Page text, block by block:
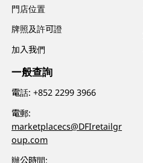
門店位置
牌照及許可證
加入我們
一般查詢
電話:+852 2299 3966
電郵:
marketplacecs@DFIretailgr
oup.com
辦公時間: